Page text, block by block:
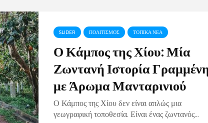
SLIDER ΠΟΛΙΤΙΣΜΟΣ ΤΟΠΙΚΑ ΝΕΑ
Ο Κάμπος της Χίου: Μία
Ζωντανή Ιστορία
με Άρωμα Μανταρινιού
Ο Κάμπος της Χίου δεν είναι απλώς μια
γεωγραφική τοποθεσία. Είναι ένας ζωντανός...